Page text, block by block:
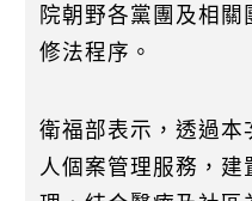
院朝野各黨團及相
修法程序。
衛福部表示，透過本
人個案管理服務，建